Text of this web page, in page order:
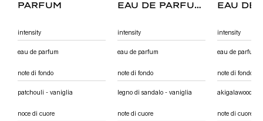
parfum
eau de parfum
eau de
intensity
eau de parfum
intensity
eau de parfum
intensity
eau de parfum
note di fondo
patchouli - vaniglia
note di fondo
legno di sandalo - vaniglia
note di fondo
akigalawood
noce di cuore note di cuore note di cuore